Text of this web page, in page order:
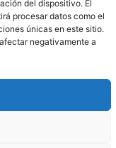
del dispositivo. El
procesar datos como el
únicas en este sitio.
negativamente a
Privacidad
Reservados